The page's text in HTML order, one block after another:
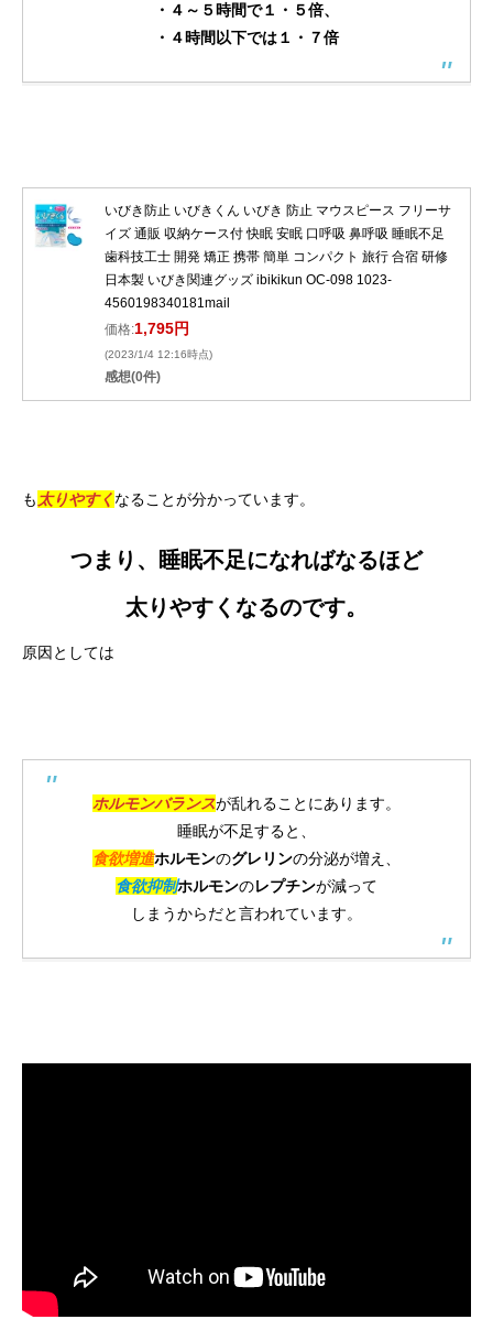
・４～５時間で１・５倍、
・４時間以下では１・７倍
いびき防止 いびきくん いびき 防止 マウスピース フリーサ
イズ 通販 収納ケース付 快眠 安眠 口呼吸 鼻呼吸 睡眠不足
歯科技工士 開発 矯正 携帯 簡単 コンパクト 旅行 合宿 研修
日本製 いびき関連グッズ ibikikun OC-098 1023-
4560198340181mail
価格:1,795円
(2023/1/4 12:16時点)
感想(0件)
も 太りやすくなることが分かっています。
つまり、睡眠不足になればなるほど
太りやすくなるのです。
原因としては
ホルモンバランスが乱れることにあります。
睡眠が不足すると、
食欲増進ホルモンのグレリンの分泌が増え、
食欲抑制ホルモンのレプチンが減って
しまうからだと言われています。